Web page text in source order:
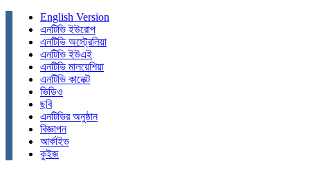
English Version
এনটিভি ইউরোপ
এনটিভি অস্ট্রেলিয়া
এনটিভি ইউএই
এনটিভি মালয়েশিয়া
এনটিভি কানেক্ট
ভিডিও
ছবি
এনটিভির অনুষ্ঠান
বিজ্ঞাপন
আর্কাইভ
কুইজ